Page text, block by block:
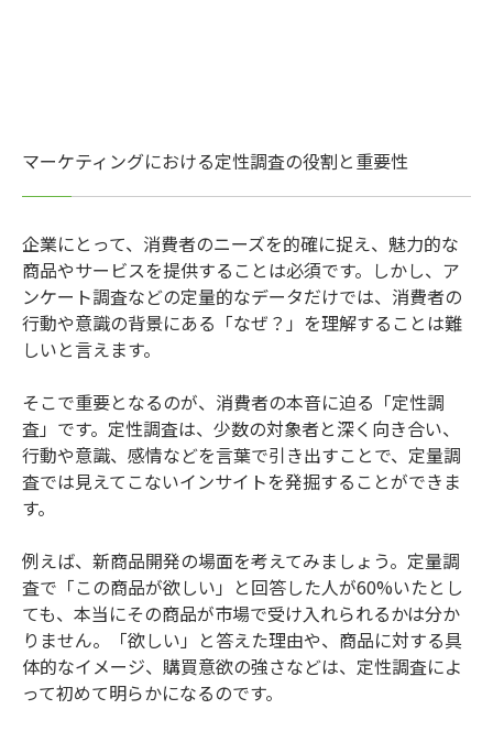
マーケティングにおける定性調査の役割と重要性
企業にとって、消費者のニーズを的確に捉え、魅力的な
商品やサービスを提供することは必須です。しかし、ア
ンケート調査などの定量的なデータだけでは、消費者の
行動や意識の背景にある「なぜ？」を理解することは難
しいと言えます。
そこで重要となるのが、消費者の本音に迫る「定性調
査」です。定性調査は、少数の対象者と深く向き合い、
行動や意識、感情などを言葉で引き出すことで、定量調
査では見えてこないインサイトを発掘することができま
す。
例えば、新商品開発の場面を考えてみましょう。定量調
査で「この商品が欲しい」と回答した人が60%いたとし
ても、本当にその商品が市場で受け入れられるかは分か
りません。「欲しい」と答えた理由や、商品に対する具
体的なイメージ、購買意欲の強さなどは、定性調査によ
って初めて明らかになるのです。